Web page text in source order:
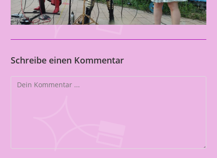
Schreibe einen Kommentar